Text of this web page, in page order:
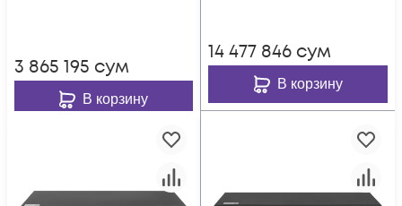
3 865 195 сум
В корзину
14 477 846 сум
В корзину